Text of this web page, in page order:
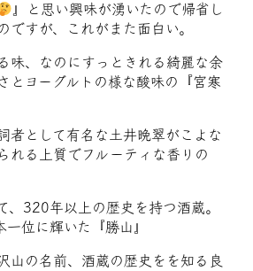
』と思い興味が湧いたので帰省し
ですが、これがまた面白い。
味、なのにすっときれる綺麗な余
とヨーグルトの様な酸味の『宮寒
者として有名な土井晩翠がこよな
れる上質でフルーティな香りの
、320年以上の歴史を持つ酒蔵。
位に輝いた『勝山』
山の名前、酒蔵の歴史をを知る良